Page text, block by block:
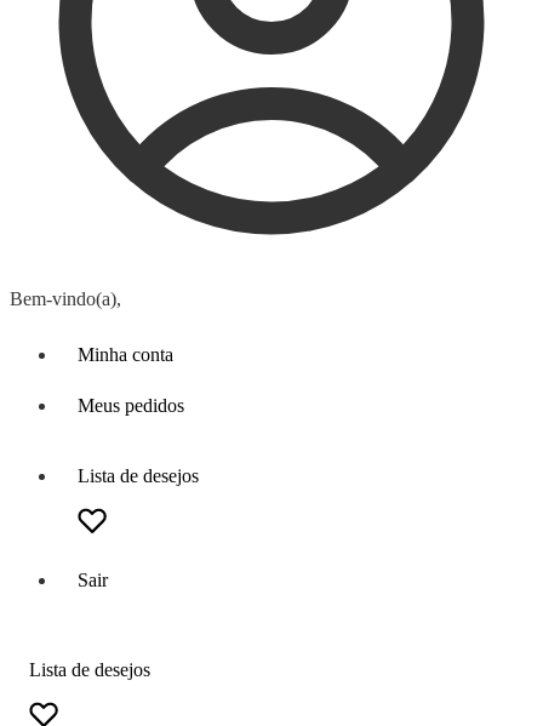
Bem-vindo(a),
Minha conta
Meus pedidos
Lista de desejos
Sair
Lista de desejos